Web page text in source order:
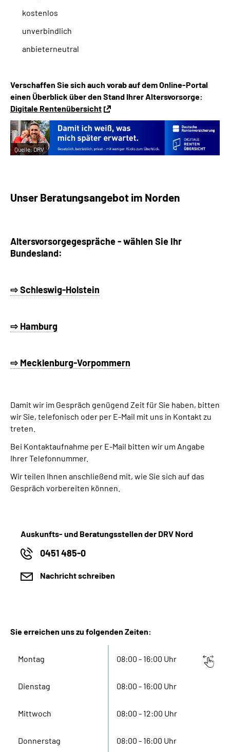
kostenlos
unverbindlich
anbieterneutral
Verschaffen Sie sich auch vorab auf dem Online-Portal
einen Überblick über den Stand Ihrer Altersvorsorge:
Digitale Rentenübersicht
Quelle:DRV
Unser Beratungsangebot im Norden
Altersvorsorgegespräche - wählen Sie Ihr
Bundesland:
⇨ Schleswig-Holstein
⇨ Hamburg
⇨ Mecklenburg-Vorpommern
Damit wir im Gespräch genügend Zeit für Sie haben, bitten
wir Sie, telefonisch oder per E-Mail mit uns in Kontakt zu
treten.
Bei Kontaktaufnahme per E-Mail bitten wir um Angabe
Ihrer Telefonnummer.
Wir teilen Ihnen anschließend mit, wie Sie sich auf das
Gespräch vorbereiten können.
Auskunfts- und Beratungsstellen der DRV Nord
0451 485-0
Nachricht schreiben
Sie erreichen uns zu folgenden Zeiten:
Montag 08:00 - 16:00 Uhr
Dienstag 08:00 - 16:00 Uhr
Mittwoch 08:00 - 12:00 Uhr
Donnerstag 08:00 - 16:00 Uhr